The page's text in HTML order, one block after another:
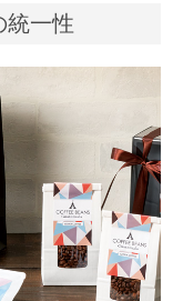
統一性